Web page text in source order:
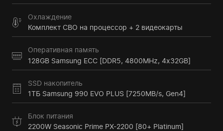
Охлаждение
Комплект СВО на процессор + 2 видеокарты
Оперативная память
128GB Samsung ECC [DDR5, 4800MHz, 4x32GB]
SSD накопитель
1ТБ Samsung 990 EVO PLUS [7250MB/s, Gen4]
Блок питания
2200W Seasonic Prime PX-2200 [80+ Platinum]